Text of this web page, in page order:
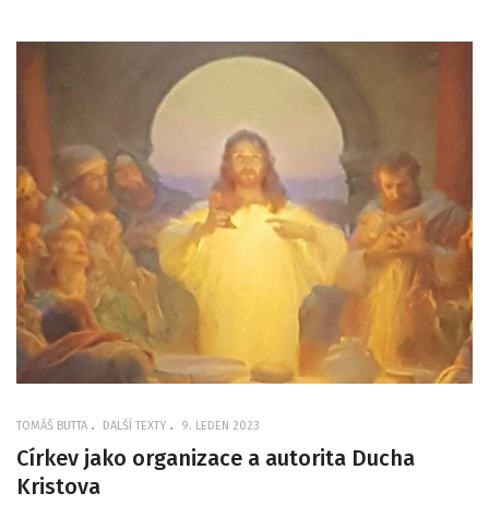
TOMÁŠ BUTTA DALŠÍ TEXTY 9. LEDEN 2023
Církev jako organizace a autorita Ducha
Kristova